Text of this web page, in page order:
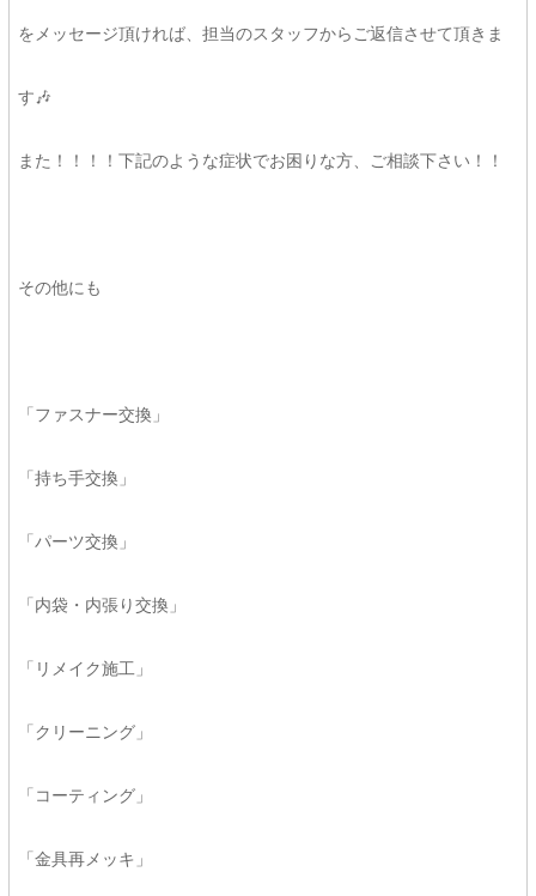
をメッセージ頂ければ、担当のスタッフからご返信させて頂きま
す🎶
また！！！！下記のような症状でお困りな方、ご相談下さい！！
その他にも
「ファスナー交換」
「持ち手交換」
「パーツ交換」
「内袋・内張り交換」
「リメイク施工」
「クリーニング」
「コーティング」
「金具再メッキ」